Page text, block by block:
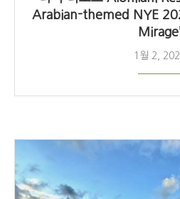
Arabian-themed NYE
1월 2,